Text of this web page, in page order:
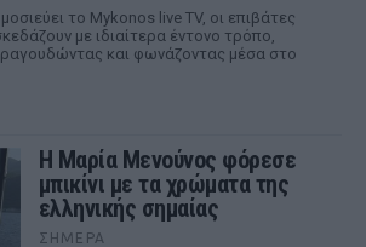
το Mykonos live TV, οι επιβάτες
με ιδιαίτερα έντονο τρόπο,
και φωνάζοντας μέσα στο
Η Μαρία Μενούνος φόρεσε
μπικίνι με τα χρώματα της
ελληνικής σημαίας
ΣΉΜΕΡΑ